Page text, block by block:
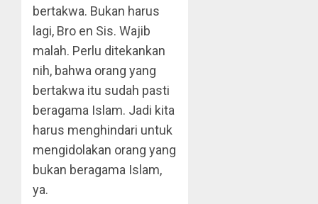
bertakwa. Bukan harus
lagi, Bro en Sis. Wajib
malah. Perlu ditekankan
nih, bahwa orang yang
bertakwa itu sudah pasti
beragama Islam. Jadi kita
harus menghindari untuk
mengidolakan orang yang
bukan beragama Islam,
ya.